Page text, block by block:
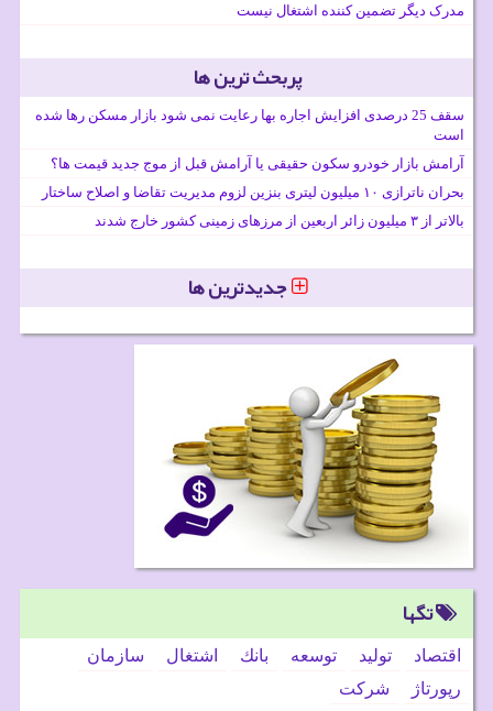
مدرک دیگر تضمین کننده اشتغال نیست
پربحث ترین ها
سقف 25 درصدی افزایش اجاره بها رعایت نمی شود بازار مسکن رها شده
است
آرامش بازار خودرو سکون حقیقی یا آرامش قبل از موج جدید قیمت ها؟
بحران ناترازی ۱۰ میلیون لیتری بنزین لزوم مدیریت تقاضا و اصلاح ساختار
بالاتر از ۳ میلیون زائر اربعین از مرزهای زمینی کشور خارج شدند
جدیدترین ها
تگها
اقتصاد تولید توسعه بانك اشتغال
سازمان
رپورتاژ
شركت